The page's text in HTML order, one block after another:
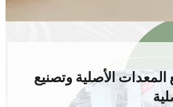
الأصلية وتصنيع